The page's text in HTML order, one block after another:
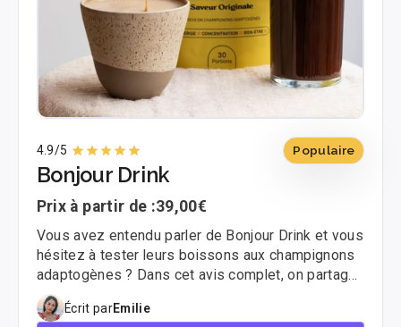
4.9/5 Populaire
Bonjour Drink
Prix à partir de :39,00€
Vous avez entendu parler de Bonjour Drink et vous
hésitez à tester leurs boissons aux champignons
adaptogènes ? Dans cet avis complet, on partage
notre retour d’expérience, les points forts, les
limites et les profils à qui ça peut vraiment
Écrit parEmilie